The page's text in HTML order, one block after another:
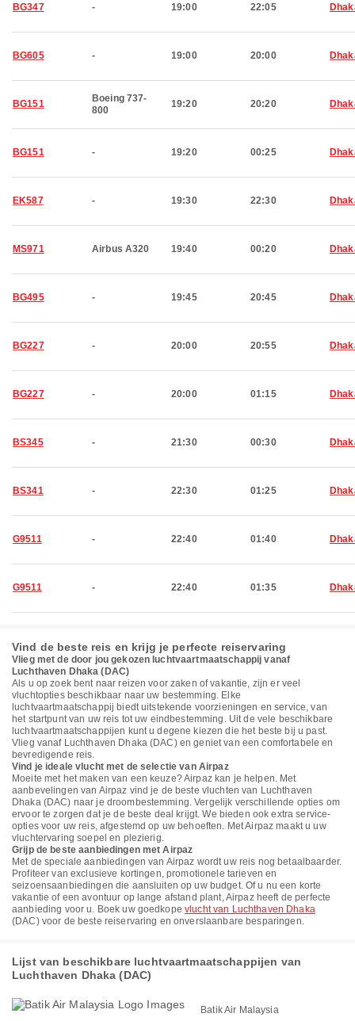
BG347 - 19:00 22:05
BG605 - 19:00 20:00
BG151
Boeing 737-
800
19:20 20:20
BG151 - 19:20 00:25
EK587 - 19:30 22:30
MS971 Airbus A320 19:40 00:20
BG495 - 19:45 20:45
BG227 - 20:00 20:55
BG227 - 20:00 01:15
BS345 - 21:30 00:30
BS341 - 22:30 01:25
G9511 - 22:40 01:40
G9511 - 22:40 01:35
Vind de beste reis en krijg je perfecte reiservaring
Vlieg met de door jou gekozen luchtvaartmaatschappij vanaf
Luchthaven Dhaka (DAC)
Als u op zoek bent naar reizen voor zaken of vakantie, zijn er veel
vluchtopties beschikbaar naar uw bestemming. Elke
luchtvaartmaatschappij biedt uitstekende voorzieningen en service, van
het startpunt van uw reis tot uw eindbestemming. Uit de vele beschikbare
luchtvaartmaatschappijen kunt u degene kiezen die het beste bij u past.
Vlieg vanaf Luchthaven Dhaka (DAC) en geniet van een comfortabele en
bevredigende reis.
Vind je ideale vlucht met de selectie van Airpaz
Moeite met het maken van een keuze? Airpaz kan je helpen. Met
aanbevelingen van Airpaz vind je de beste vluchten van Luchthaven
Dhaka (DAC) naar je droombestemming. Vergelijk verschillende opties om
ervoor te zorgen dat je de beste deal krijgt. We bieden ook extra service-
opties voor uw reis, afgestemd op uw behoeften. Met Airpaz maakt u uw
vluchtervaring soepel en plezierig.
Grijp de beste aanbiedingen met Airpaz
Met de speciale aanbiedingen van Airpaz wordt uw reis nog betaalbaarder.
Profiteer van exclusieve kortingen, promotionele tarieven en
seizoensaanbiedingen die aansluiten op uw budget. Of u nu een korte
vakantie of een avontuur op lange afstand plant, Airpaz heeft de perfecte
aanbieding voor u. Boek uw goedkopevlucht van Luchthaven Dhaka
(DAC) voor de beste reiservaring en onverslaanbare besparingen.
Lijst van beschikbare luchtvaartmaatschappijen van
Luchthaven Dhaka (DAC)
Batik Air Malaysia